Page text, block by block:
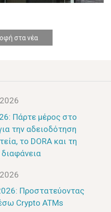
στα νέα
Πάρτε μέρος στο
την αδειοδότηση
το DORA και τη
Προστατεύοντας
Crypto ATMs